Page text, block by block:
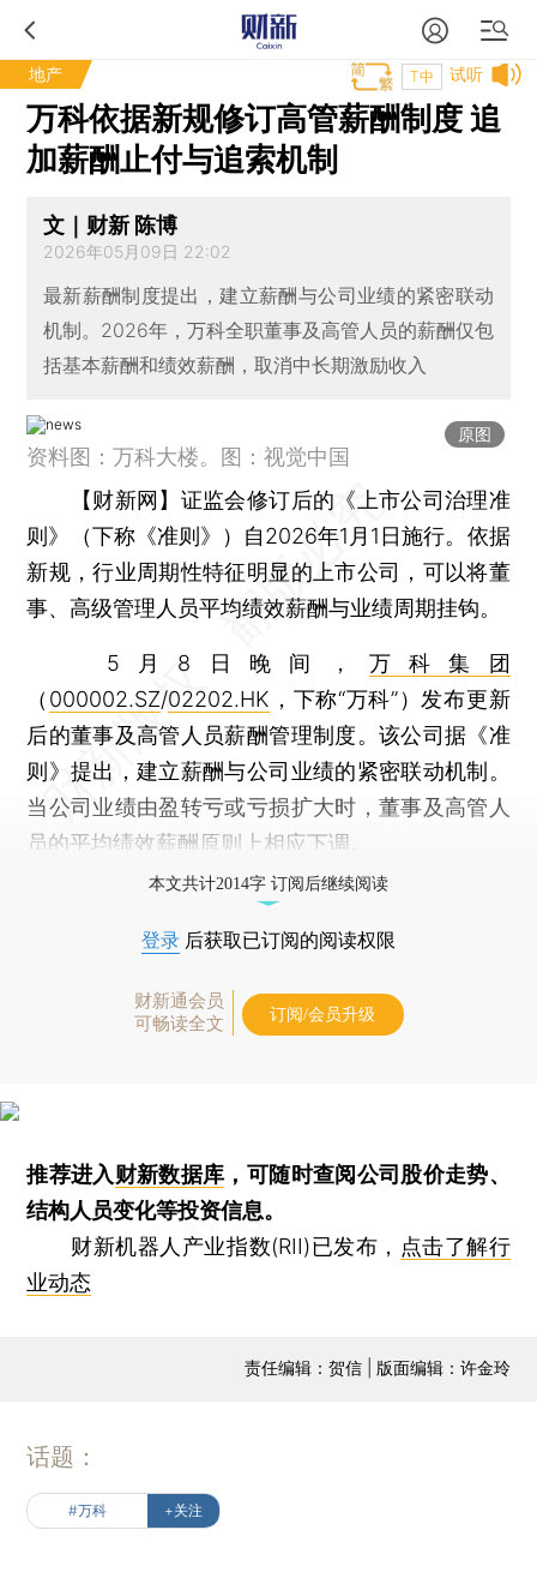
地产 试听
T中
万科依据新规修订高管薪酬制度 追
加薪酬止付与追索机制
文｜财新 陈博
2026年05月09日 22:02
最新薪酬制度提出，建立薪酬与公司业绩的紧密联动
机制。2026年，万科全职董事及高管人员的薪酬仅包
括基本薪酬和绩效薪酬，取消中长期激励收入
原图
资料图：万科大楼。图：视觉中国
【财新网】 证监会修订后的《上市公司治理准
则》（下称《准则》）自2026年1月1日施行。依据
新规，行业周期性特征明显的上市公司，可以将董
事、高级管理人员平均绩效薪酬与业绩周期挂钩。
5月8日晚间， 万科集团
（ 000002.SZ/02202.HK ，下称“万科”）发布更新
后的董事及高管人员薪酬管理制度。该公司据《准
则》提出，建立薪酬与公司业绩的紧密联动机制。
当公司业绩由盈转亏或亏损扩大时，董事及高管人
员的平均绩效薪酬原则上相应下调。
本文共计2014字 订阅后继续阅读
登录 后获取已订阅的阅读权限
财新通会员
可畅读全文
订阅/会员升级
推荐进入财新数据库 ，可随时查阅公司股价走势、
结构人员变化等投资信息。
财新机器人产业指数(RII)已发布， 点击了解行
业动态
责任编辑：贺信 | 版面编辑：许金玲
话题：
#万科 +关注